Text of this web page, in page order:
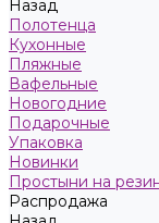
Назад
Полотенца
Кухонные
Пляжные
Вафельные
Новогодние
Подарочные
Упаковка
Новинки
Простыни на
Распродажа